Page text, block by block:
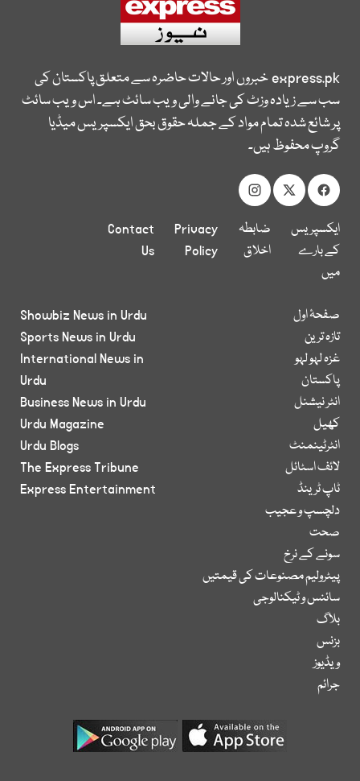
express.pkخبروں اور حالات حاضرہ سے متعلق پاکستان کی
سب سے زیادہ وزٹ کی جانے والی ویب سائٹ ہے۔ اس ویب سائٹ
پر شائع شدہ تمام مواد کے جملہ حقوق بحق ایکسپریس میڈیا
گروپ محفوظ ہیں۔
ایکسپریس
کے بارے
میں
ضابطہ
اخلاق
Privacy
Policy
Contact
Us
صفحۂ اول
تازہ ترین
غزہ لہو لہو
پاکستان
انٹر نیشنل
کھیل
انٹرٹینمنٹ
لائف اسٹائل
ٹاپ ٹرینڈ
دلچسپ و عجیب
صحت
سونے کے نرخ
پیٹرولیم مصنوعات کی قیمتیں
سائنس و ٹیکنالوجی
بلاگ
بزنس
ویڈیوز
جرائم
Showbiz News in Urdu
Sports News in Urdu
International News in
Urdu
Business News in Urdu
Urdu Magazine
Urdu Blogs
The Express Tribune
Express Entertainment